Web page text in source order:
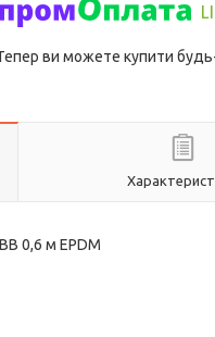
ви можете купити
0,6 м EPDM